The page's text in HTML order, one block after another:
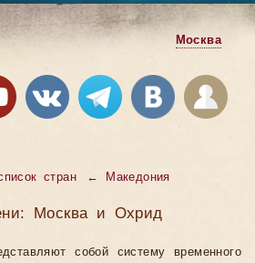
Москва
стран ← Македония
Москва и Охрид
собой систему временного